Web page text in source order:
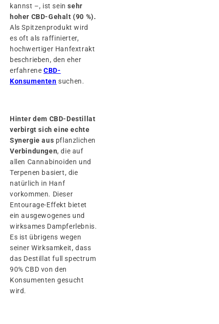
kannst –, ist seinsehr
hoher CBD-Gehalt (90 %).
Als Spitzenprodukt wird
es oft als raffinierter,
hochwertiger Hanfextrakt
beschrieben, den eher
erfahrene CBD-
Konsumenten suchen.
Hinter dem CBD-Destillat
verbirgt sich eine echte
Synergie aus pflanzlichen
Verbindungen, die auf
allen Cannabinoiden und
Terpenen basiert, die
natürlich in Hanf
vorkommen. Dieser
Entourage-Effekt bietet
ein ausgewogenes und
wirksames Dampferlebnis.
Es ist übrigens wegen
seiner Wirksamkeit, dass
das Destillat full spectrum
90% CBD von den
Konsumenten gesucht
wird.